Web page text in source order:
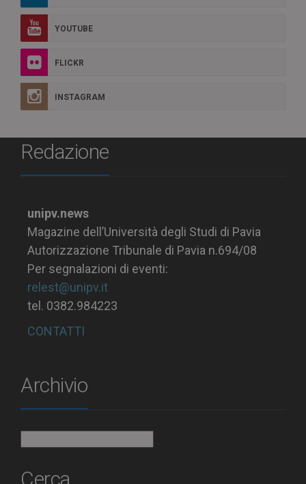
YOUTUBE
FLICKR
INSTAGRAM
Redazione
unipv.news
Magazine dell’Università degli Studi di Pavia
Autorizzazione Tribunale di Pavia n.694/08
Per segnalazioni di eventi:
relest@unipv.it
tel. 0382.984223
CONTATTI
Archivio
Cerca